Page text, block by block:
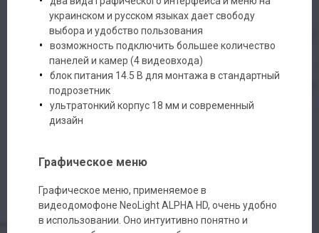
украинском и русском языках дает свободу
выбора и удобство пользования
возможность подключить большее количество
панелей и камер (4 видеовхода)
блок питания 14.5 В для монтажа в стандартный
подрозетник
ультратонкий корпус 18 мм и современный
дизайн
Графическое меню
Графическое меню, применяемое в
видеодомофоне NeoLight ALPHA HD, очень удобно
в использовании. Оно интуитивно понятно и